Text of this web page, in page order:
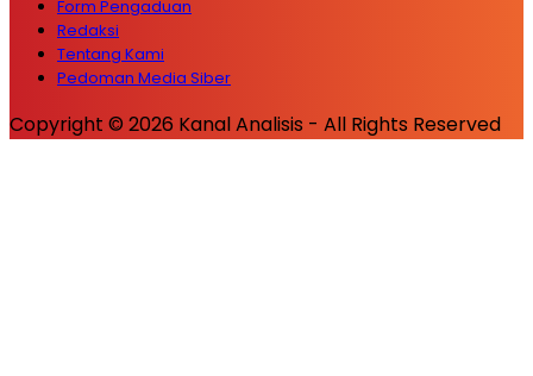
Form Pengaduan
Redaksi
Tentang Kami
Pedoman Media Siber
Copyright © 2026 Kanal Analisis - All Rights Reserved